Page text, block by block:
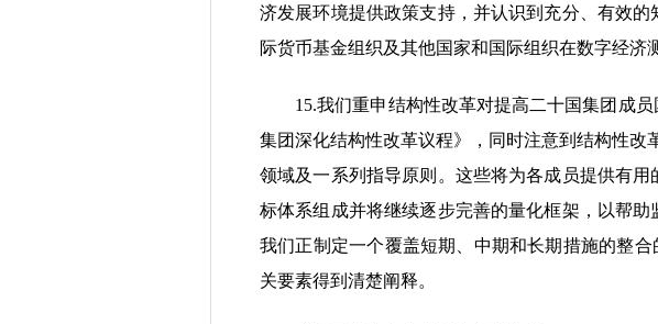
济发展环境提供政策支持，并认识到充分、有效
际货币基金组织及其他国家和国际组织在数字经济
15.我们重申结构性改革对提高二十国集团成员
集团深化结构性改革议程》，同时注意到结构性
领域及一系列指导原则。这些将为各成员提供有
标体系组成并将继续逐步完善的量化框架，以帮
我们正制定一个覆盖短期、中期和长期措施的整
关要素得到清楚阐释。